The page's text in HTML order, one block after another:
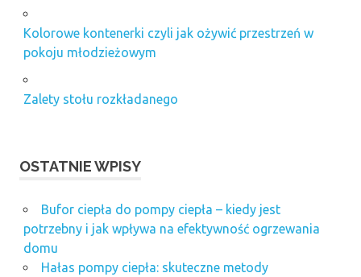
Kolorowe kontenerki czyli jak ożywić przestrzeń w
pokoju młodzieżowym
Zalety stołu rozkładanego
OSTATNIE WPISY
Bufor ciepła do pompy ciepła – kiedy jest
potrzebny i jak wpływa na efektywność ogrzewania
domu
Hałas pompy ciepła: skuteczne metody